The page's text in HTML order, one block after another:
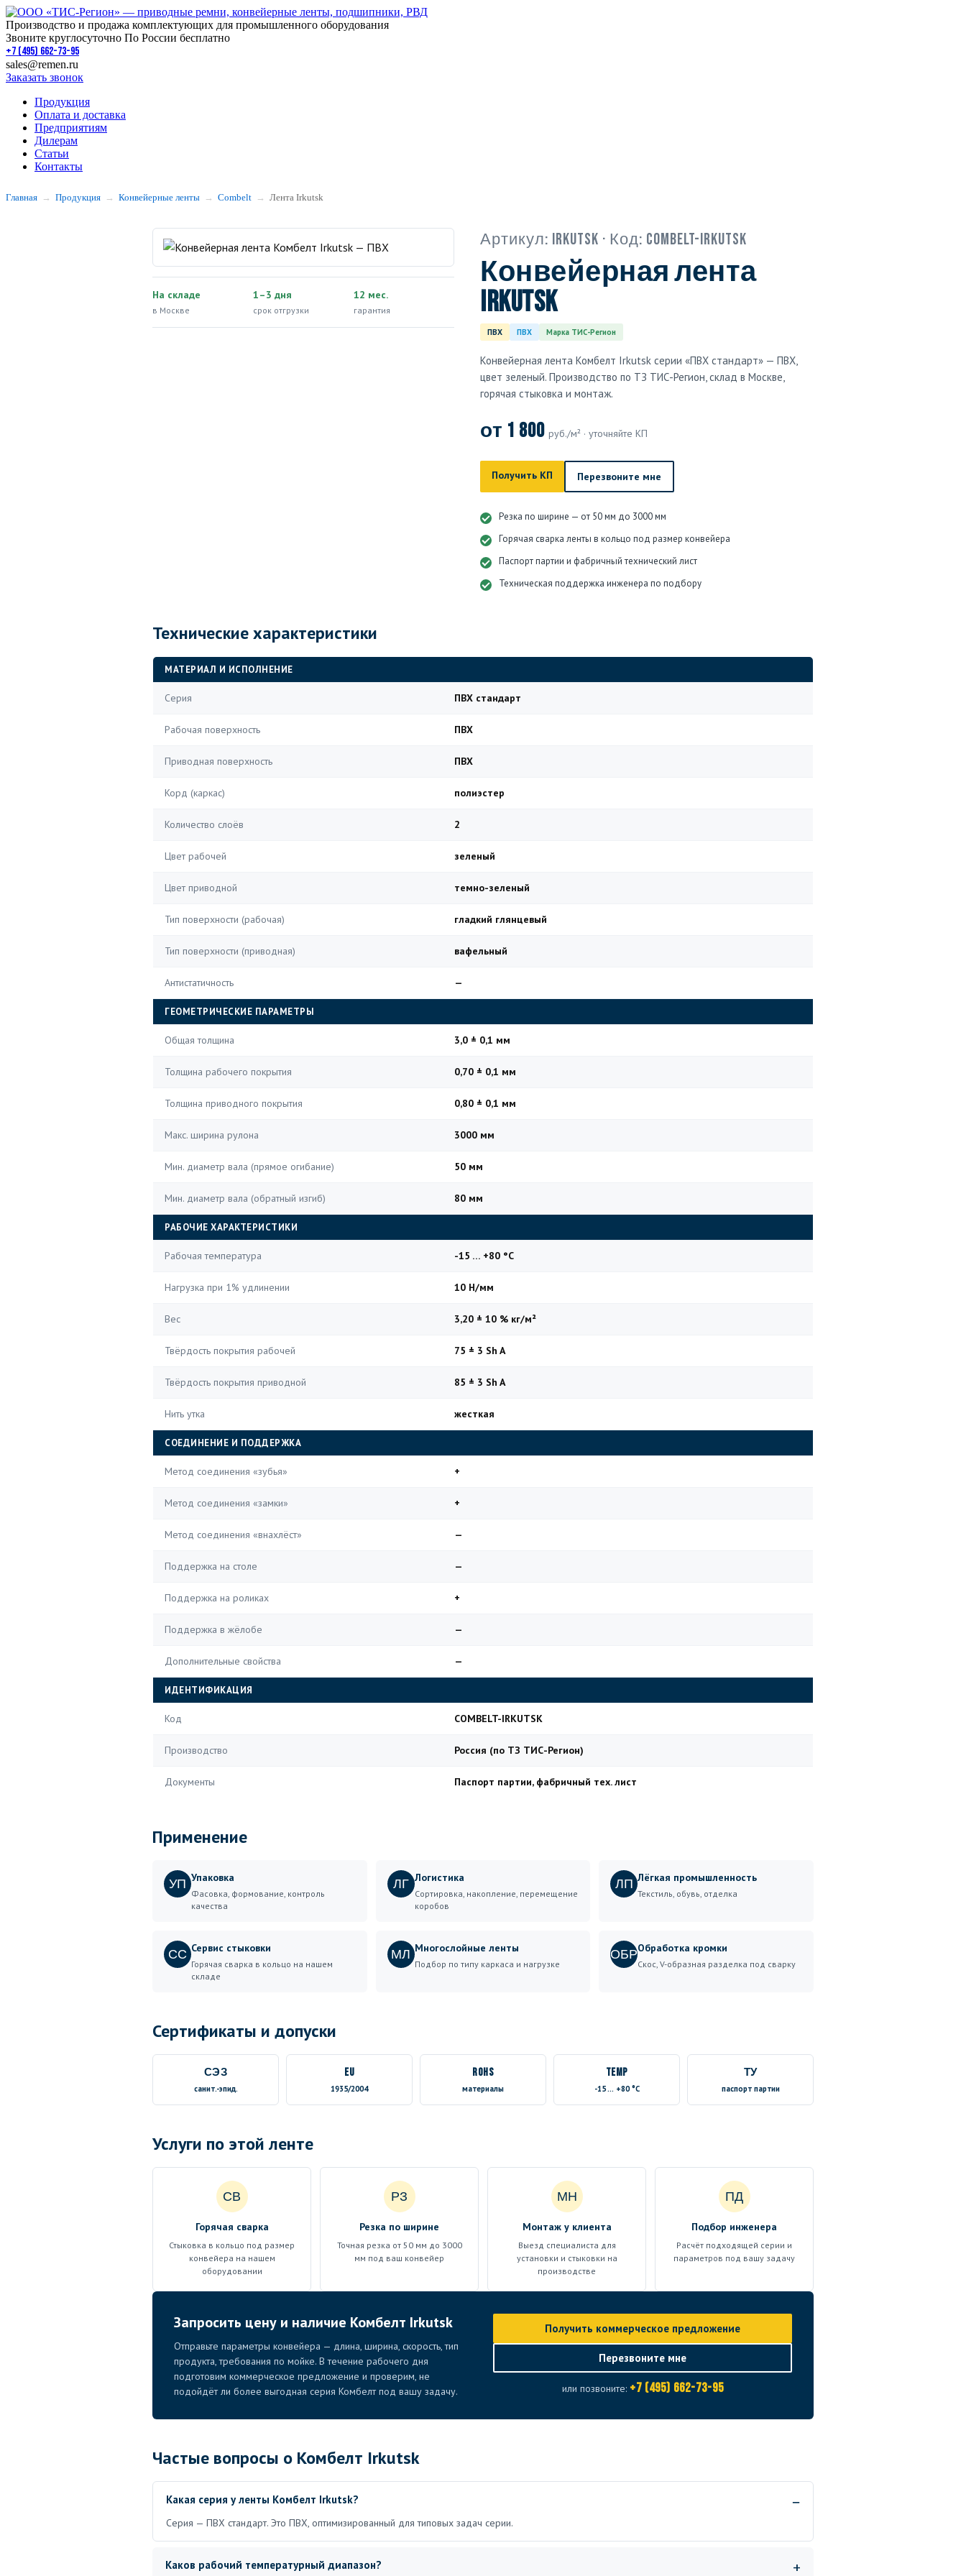
Производство и продажа комплектующих для промышленного оборудования
Звоните круглосуточно По России бесплатно
+7 (495) 662-73-95
sales@remen.ru
Заказать звонок
Продукция
Оплата и доставка
Предприятиям
Дилерам
Статьи
Контакты
Главная Продукция Конвейерные ленты Combelt Лента Irkutsk
На складе
в Москве
1–3 дня
срок отгрузки
12 мес.
гарантия
Артикул: Irkutsk · Код: COMBELT-IRKUTSK
Конвейерная лента
Irkutsk
ПВХ ПВХ Марка ТИС-Регион
Конвейерная лента Комбелт Irkutsk серии «ПВХ стандарт» — ПВХ,
цвет зеленый. Производство по ТЗ ТИС-Регион, склад в Москве,
горячая стыковка и монтаж.
от 1 800 руб./м² · уточняйте КП
Получить КП Перезвоните мне
Резка по ширине — от 50 мм до 3000 мм
Горячая сварка ленты в кольцо под размер конвейера
Паспорт партии и фабричный технический лист
Техническая поддержка инженера по подбору
Технические характеристики
МАТЕРИАЛ И ИСПОЛНЕНИЕ
Серия ПВХ стандарт
Рабочая поверхность ПВХ
Приводная поверхность ПВХ
Корд (каркас) полиэстер
Количество слоёв 2
Цвет рабочей зеленый
Цвет приводной темно-зеленый
Тип поверхности (рабочая) гладкий глянцевый
Тип поверхности (приводная) вафельный
Антистатичность —
ГЕОМЕТРИЧЕСКИЕ ПАРАМЕТРЫ
Общая толщина 3,0 ± 0,1 мм
Толщина рабочего покрытия 0,70 ± 0,1 мм
Толщина приводного покрытия 0,80 ± 0,1 мм
Макс. ширина рулона 3000 мм
Мин. диаметр вала (прямое огибание) 50 мм
Мин. диаметр вала (обратный изгиб) 80 мм
РАБОЧИЕ ХАРАКТЕРИСТИКИ
Рабочая температура -15 … +80 °C
Нагрузка при 1% удлинении 10 Н/мм
Вес 3,20 ± 10 % кг/м²
Твёрдость покрытия рабочей 75 ± 3 Sh A
Твёрдость покрытия приводной 85 ± 3 Sh A
Нить утка жесткая
СОЕДИНЕНИЕ И ПОДДЕРЖКА
Метод соединения «зубья» +
Метод соединения «замки» +
Метод соединения «внахлёст» —
Поддержка на столе —
Поддержка на роликах +
Поддержка в жёлобе —
Дополнительные свойства —
ИДЕНТИФИКАЦИЯ
Код COMBELT-IRKUTSK
Производство Россия (по ТЗ ТИС-Регион)
Документы Паспорт партии, фабричный тех. лист
Применение
УП Упаковка
Фасовка, формование, контроль
качества
ЛГ Логистика
Сортировка, накопление, перемещение
коробов
ЛП Лёгкая промышленность
Текстиль, обувь, отделка
СС Сервис стыковки
Горячая сварка в кольцо на нашем
складе
МЛ Многослойные ленты
Подбор по типу каркаса и нагрузке
ОБРОбработка кромки
Скос, V-образная разделка под сварку
Сертификаты и допуски
СЭЗ
санит.-эпид.
EU
1935/2004
RoHS
материалы
TEMP
-15 … +80 °C
ТУ
паспорт партии
Услуги по этой ленте
СВ
Горячая сварка
Стыковка в кольцо под размер
конвейера на нашем
оборудовании
РЗ
Резка по ширине
Точная резка от 50 мм до 3000
мм под ваш конвейер
МН
Монтаж у клиента
Выезд специалиста для
установки и стыковки на
производстве
ПД
Подбор инженера
Расчёт подходящей серии и
параметров под вашу задачу
Запросить цену и наличие Комбелт Irkutsk
Отправьте параметры конвейера — длина, ширина, скорость, тип
продукта, требования по мойке. В течение рабочего дня
подготовим коммерческое предложение и проверим, не
подойдёт ли более выгодная серия Комбелт под вашу задачу.
Получить коммерческое предложение
Перезвоните мне
или позвоните: +7 (495) 662-73-95
Частые вопросы о Комбелт Irkutsk
Какая серия у ленты Комбелт Irkutsk?
Серия — ПВХ стандарт. Это ПВХ, оптимизированный для типовых задач серии.
Каков рабочий температурный диапазон?